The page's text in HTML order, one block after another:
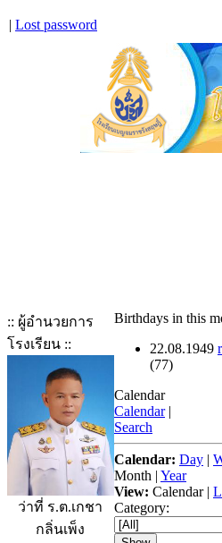
| Lost password
:: ผู้อำนวยการ
โรงเรียน ::
ว่าที่ ร.ต.เกชา
กลิ่นเพ็ง
Birthdays in this
22.08.1949
(77)
Calendar
Calendar |
Search
Calendar: Day |
Month | Year
View: Calendar|
Category: